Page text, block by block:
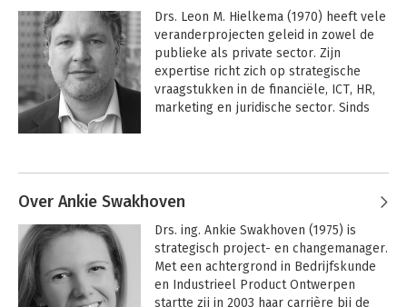
Drs. Leon M. Hielkema (1970) heeft vele
veranderprojecten geleid in zowel de
publieke als private sector. Zijn
expertise richt zich op strategische
vraagstukken in de financiële, ICT, HR,
marketing en juridische sector. Sinds
interim manager, consultant, coach of
bekroonde auteur van
managementboeken in de Verenigde
Staten.
Over Ankie Swakhoven
Drs. ing. Ankie Swakhoven (1975) is
strategisch project- en changemanager.
Met een achtergrond in Bedrijfskunde
en Industrieel Product Ontwerpen
startte zij in 2003 haar carrière bij de